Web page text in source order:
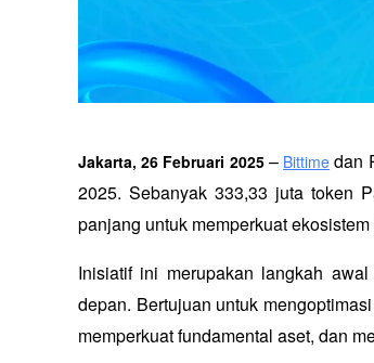
Jakarta, 26 Februari 2025 – Bittime dan
2025. Sebanyak 333,33 juta token
panjang untuk memperkuat
Inisiatif ini merupakan langkah
depan. Bertujuan untuk
memperkuat fundamental aset, dan